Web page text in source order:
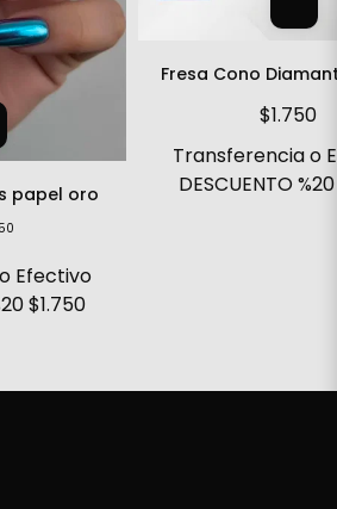
papel oro
50
Efectivo
$1.750
Fresa Cono
$1.750
Transferencia o
DESCUENTO